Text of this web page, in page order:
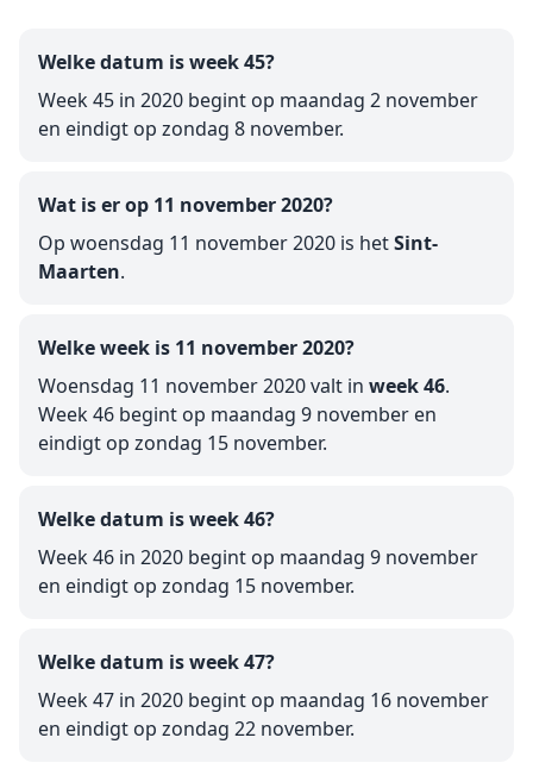
Welke datum is week 45?
Week 45 in 2020 begint op maandag 2 november
en eindigt op zondag 8 november.
Wat is er op 11 november 2020?
Op woensdag 11 november 2020 is hetSint-
Maarten.
Welke week is 11 november 2020?
Woensdag 11 november 2020 valt in week 46.
Week 46 begint op maandag 9 november en
eindigt op zondag 15 november.
Welke datum is week 46?
Week 46 in 2020 begint op maandag 9 november
en eindigt op zondag 15 november.
Welke datum is week 47?
Week 47 in 2020 begint op maandag 16 november
en eindigt op zondag 22 november.